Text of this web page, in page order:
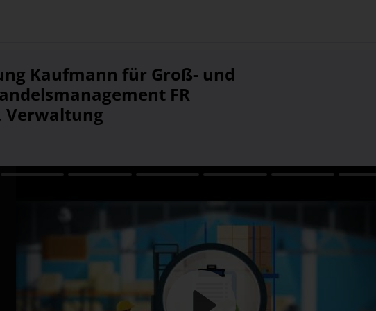
Kaufmann für Groß- und
FR
Verwaltung